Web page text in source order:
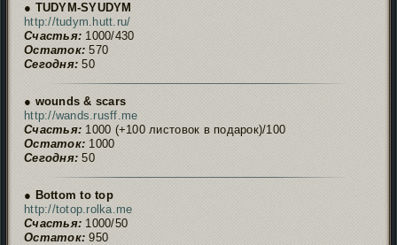
● TUDYM-SYUDYM
http://tudym.hutt.ru/
Счастья: 1000/430
Остаток: 570
Сегодня: 50
● wounds & scars
http://wands.rusff.me
Счастья: 1000 (+100 листовок в подарок)/100
Остаток: 1000
Сегодня: 50
● Bottom to top
http://totop.rolka.me
Счастья: 1000/50
Остаток: 950